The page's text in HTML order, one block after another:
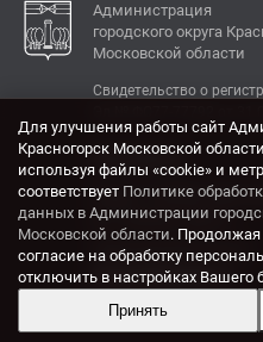
Администрация
городского округа
Московской области
Свидетельство о
КОНТАКТЫ
Адрес: 143404,
ул. Ленина, дом 4.
Электронная почта:
krasrn@mosreg.ru
Разработка и поддержка сайта
Для улучшения работы сайт
Красногорск Московской
используя файлы «cookie» и
соответствует Политике
данных в Администрации
Московской области. Продолжая
согласие на обработку
отключить в настройках Вашего
Принять